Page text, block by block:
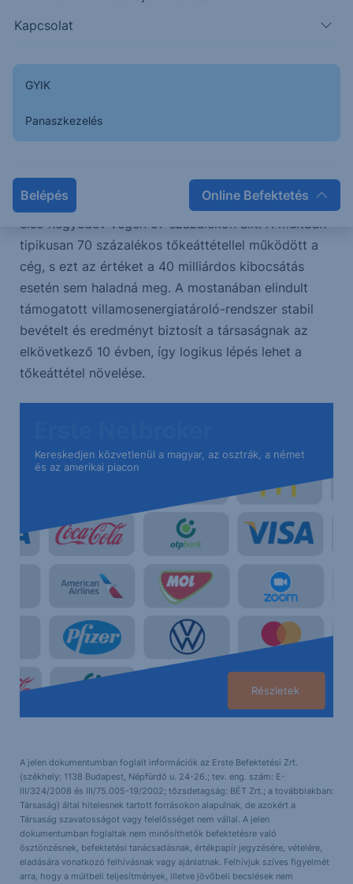
Kapcsolat
GYIK
Panaszkezelés
Belépés Online Befektetés
is kezdeményeznék, és megfelelő feltételek esetén
döntenek, figyelembe véve a piaci visszajelzéseket.
A lebonyolításban az Erste Bank Hungary Zrt.
Vélemény: Az ALTEO gearingje (tőkeáttétele) az
első negyedév végén 57 százalékon állt. A múltban
tipikusan 70 százalékos tőkeáttétellel működött a
cég, s ezt az értéket a 40 milliárdos kibocsátás
esetén sem haladná meg. A mostanában elindult
támogatott villamosenergiatároló-rendszer stabil
bevételt és eredményt biztosít a társaságnak az
elkövetkező 10 évben, így logikus lépés lehet a
tőkeáttétel növelése.
Kereskedjen közvetlenül a magyar, az osztrák, a német
és az amerikai piacon
Részletek
A jelen dokumentumban foglalt információk az Erste Befektetési Zrt.
(székhely: 1138 Budapest, Népfürdő u. 24-26.; tev. eng. szám: E-
III/324/2008 és III/75.005-19/2002; tőzsdetagság: BÉT Zrt.; a továbbiakban:
Társaság) által hitelesnek tartott forrásokon alapulnak, de azokért a
Társaság szavatosságot vagy felelősséget nem vállal. A jelen
dokumentumban foglaltak nem minősíthetők befektetésre való
ösztönzésnek, befektetési tanácsadásnak, értékpapír jegyzésére, vételére,
eladására vonatkozó felhívásnak vagy ajánlatnak. Felhívjuk szíves figyelmét
arra, hogy a múltbeli teljesítmények, illetve jövőbeli becslések nem